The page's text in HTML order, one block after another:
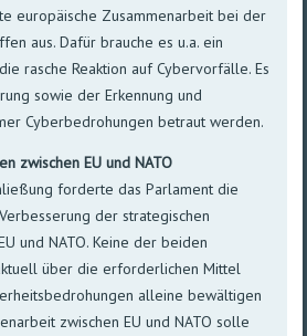
europäische Zusammenarbeit bei der
aus. Dafür brauche es u.a. ein
rasche Reaktion auf Cybervorfälle. Es
sowie der Erkennung und
Cyberbedrohungen betraut werden.
zwischen EU und NATO
forderte das Parlament die
der strategischen
und NATO. Keine der beiden
über die erforderlichen Mittel
alleine bewältigen
zwischen EU und NATO solle